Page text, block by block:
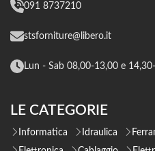
091 8737210
stsforniture@libero.it
Lun - Sab 08,00-13,00 e
LE CATEGORIE
Informatica Idraulica